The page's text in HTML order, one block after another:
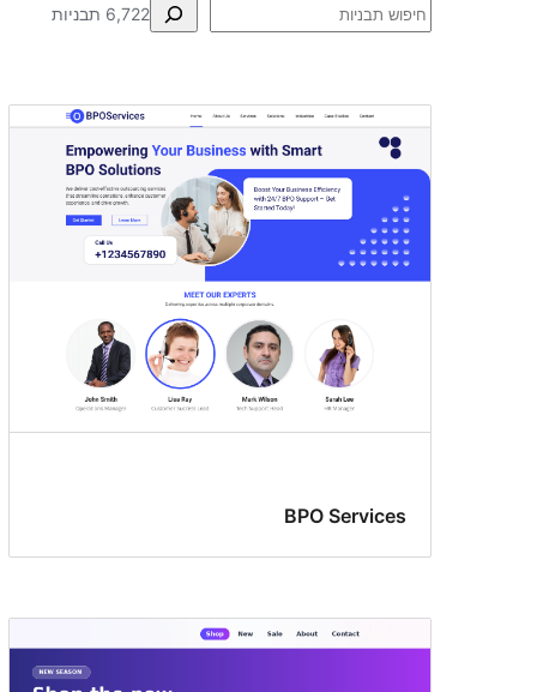
חיפוש 6,722 תבניות
שתי
עמודות
BPO Services